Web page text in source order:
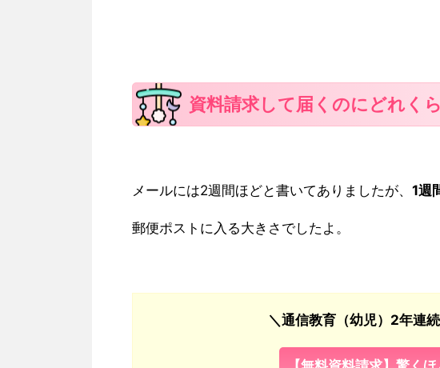
資料請求して届くのにどれく
メールには2週間ほどと書いてありましたが、 1週
郵便ポストに入る大きさでしたよ。
＼通信教育（幼児）2年連